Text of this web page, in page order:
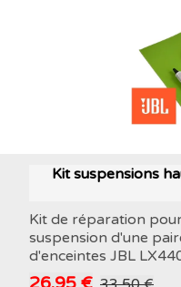
Kit suspensions
Kit de réparation
suspension d'une
d'enceintes JBL